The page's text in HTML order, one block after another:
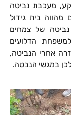
מעכבת נביטה
בית גידול
של צמחים
הדלועים
אחרי הנביטה,
במגשי הנבטה.